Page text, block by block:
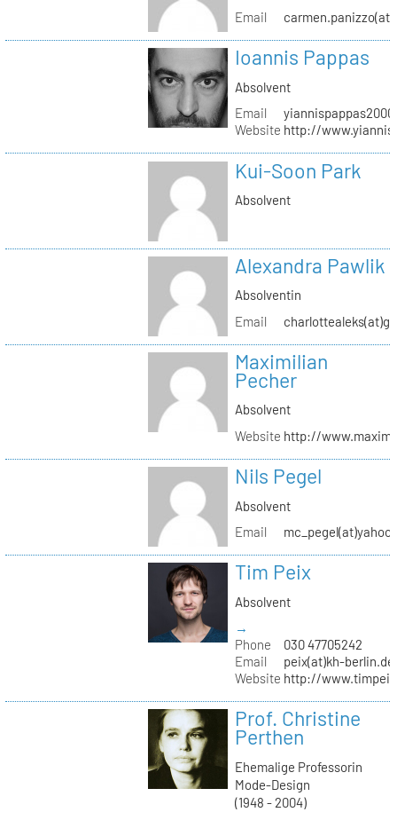
Email
Ioannis Pappas
Absolvent
Email
Website http://
Kui-Soon Park
Absolvent
Alexandra Pawlik
Absolventin
Email
Maximilian
Pecher
Absolvent
Website http://
Nils Pegel
Absolvent
Email
Tim Peix
Absolvent
→
Phone
030 47705242
Email
peix(at)kh-berlin.de
Website http://
Prof. Christine
Perthen
Ehemalige Professorin
Mode-Design
(1948 - 2004)